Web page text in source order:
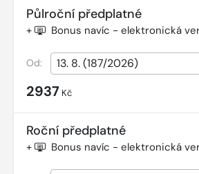
Půlroční předplatné
+ Bonus navíc - elektronická
Od:
2937 Kč
Roční předplatné
+ Bonus navíc - elektronická